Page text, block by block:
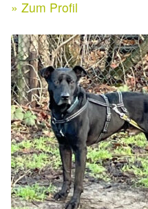
Aktuelle Spenden 2026
Ihre/Eure Spenden
Spenden 2025
Juli bis Dezember
Januar bis Juni 2025
Kontakt & Rechtliches
Facebook
Instagram
» Zum Profil